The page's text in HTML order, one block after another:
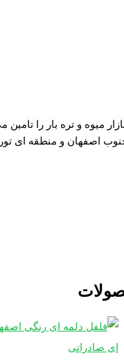
میوه و تره بار را
اصفهان و منطقه ای
ای صادراتی